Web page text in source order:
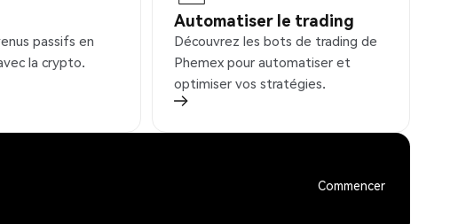
passifs en
la crypto.
Automatiser le trading
Découvrez les bots de trading de
Phemex pour automatiser et
optimiser vos stratégies.
Commencer